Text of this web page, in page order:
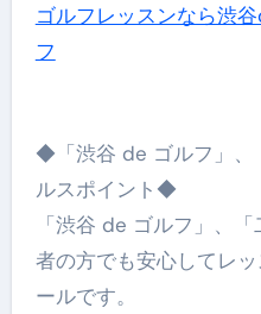
ゴルフレッスンなら渋
フ
◆「渋谷 de ゴルフ」、
ルスポイント◆
「渋谷 de ゴルフ」、
者の方でも安心してレ
ールです。